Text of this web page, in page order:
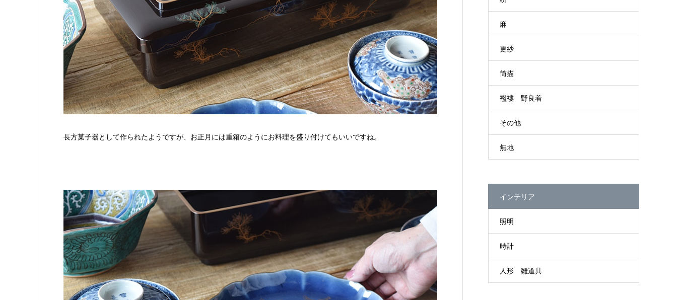
長方菓子器として作られたようですが、お正月には重箱のようにお料理を盛り付けてもいいですね。
麻
更紗
筒描
襤褸 野良着
その他
無地
インテリア
照明
時計
人形 雛道具